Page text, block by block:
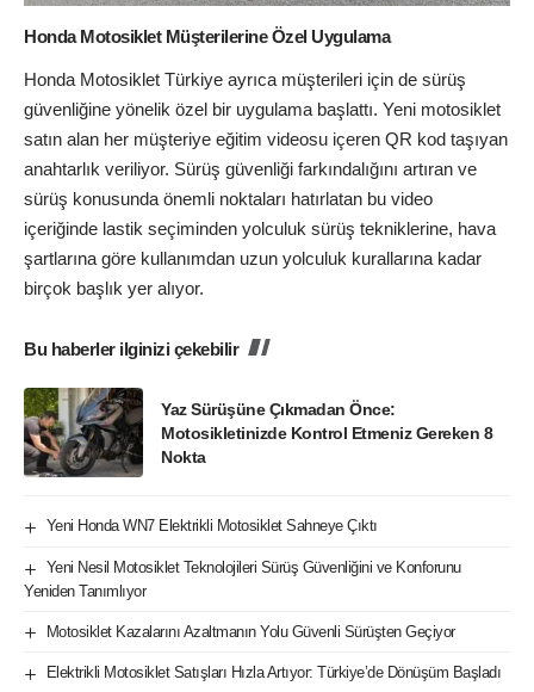
Honda Motosiklet Müşterilerine Özel Uygulama
Honda Motosiklet Türkiye ayrıca müşterileri için de sürüş
güvenliğine yönelik özel bir uygulama başlattı. Yeni motosiklet
satın alan her müşteriye eğitim videosu içeren QR kod taşıyan
anahtarlık veriliyor. Sürüş güvenliği farkındalığını artıran ve
sürüş konusunda önemli noktaları hatırlatan bu video
içeriğinde lastik seçiminden yolculuk sürüş tekniklerine, hava
şartlarına göre kullanımdan uzun yolculuk kurallarına kadar
birçok başlık yer alıyor.
Bu haberler ilginizi çekebilir
Yaz Sürüşüne Çıkmadan Önce:
Motosikletinizde Kontrol Etmeniz Gereken 8
Nokta
Yeni Honda WN7 Elektrikli Motosiklet Sahneye Çıktı
Yeni Nesil Motosiklet Teknolojileri Sürüş Güvenliğini ve Konforunu
Yeniden Tanımlıyor
Motosiklet Kazalarını Azaltmanın Yolu Güvenli Sürüşten Geçiyor
Elektrikli Motosiklet Satışları Hızla Artıyor: Türkiye’de Dönüşüm Başladı